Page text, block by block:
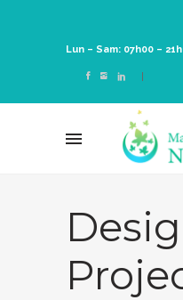
Lun – Sam: 07h00 –